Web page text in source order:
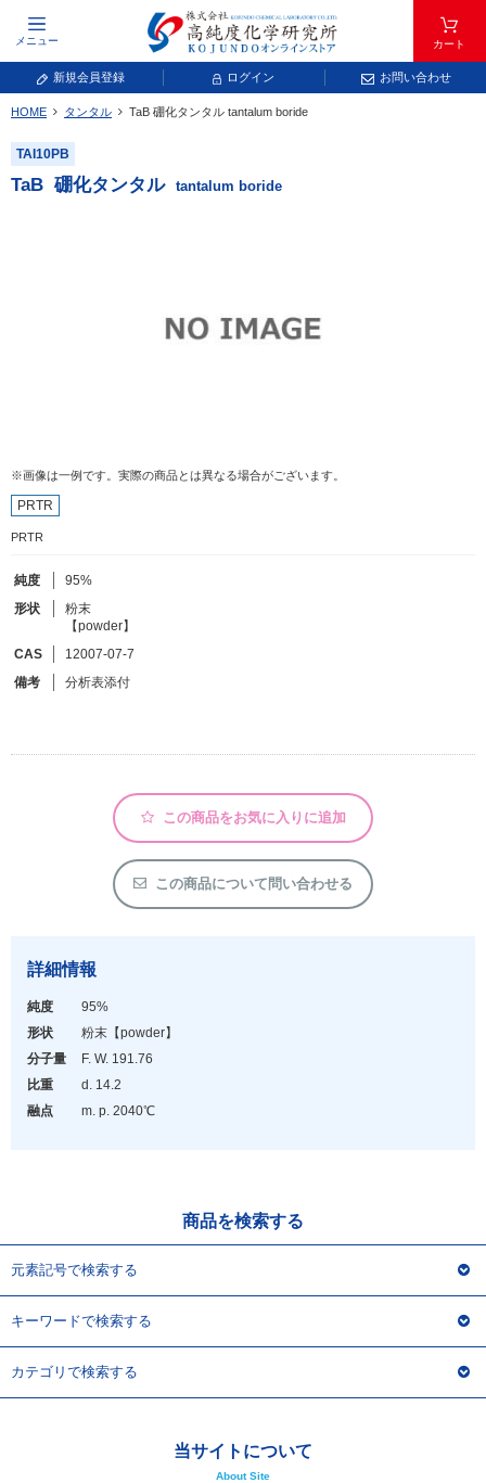
メニュー カート
新規会員登録 ログイン お問い合わせ
元素記号で検索する
元素周期表をタップすると、拡大表示されます。拡大した表から元素記号をタップ
し、一覧へ移動してください。
キーワードで検索する
カタログコードで検索
化学式で検索
和名・英名で検索
CAS番号で検索
カテゴリで検索する
アウトレット
化学教材・オリジナルグッズ
HOME タンタル TaB 硼化タンタル tantalum boride
TAI10PB
TaB 硼化タンタル tantalum boride
※画像は一例です。実際の商品とは異なる場合がございます。
PRTR
PRTR
純度
95%
形状
粉末
【powder】
CAS
12007-07-7
備考
分析表添付
この商品をお気に入りに追加
この商品について問い合わせる
詳細情報
純度
95%
形状
粉末 【powder】
分子量
F. W. 191.76
比重
d. 14.2
融点
m. p. 2040℃
商品を検索する
元素記号で検索する
キーワードで検索する
カテゴリで検索する
当サイトについて
About Site